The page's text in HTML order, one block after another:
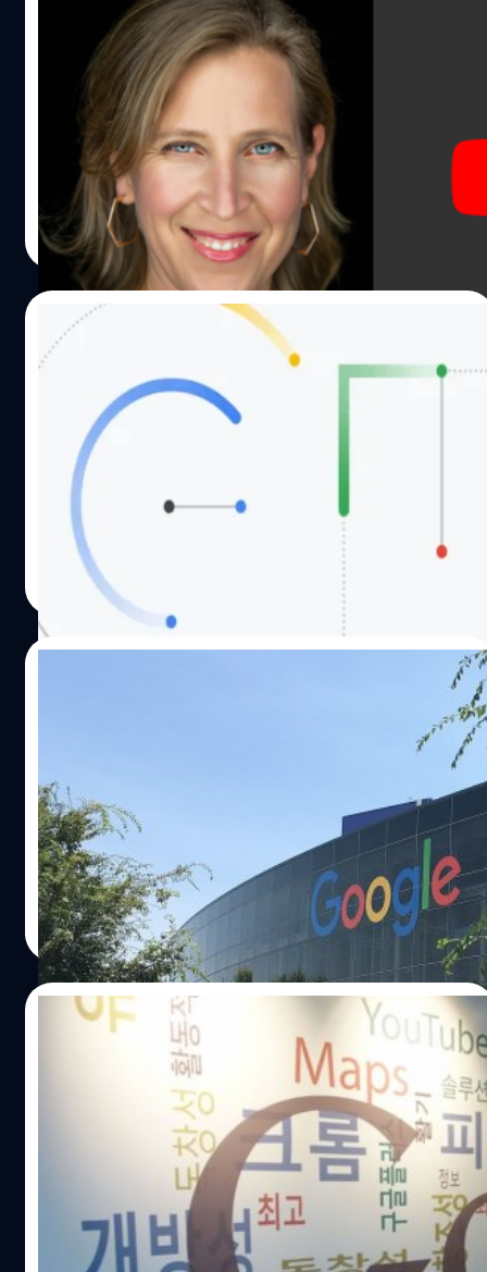
Susan Wojcicki พนักงานลำดับ 16 ของ
Google และ CEO ของ YouTube ลงจาก
ตำแหน่งหลังทำงานมา 25 ปี
CEO YouTube Susan Wojcicki ได้ประกาศก้าวลงจาก
ตำแหน่ง โดยเธอได้มีการประกาศลงในอีเมลที่ส่งถึงพนักงาน
ว่า เมื่อวันพฤหัสบดี Wojcicki อยู่ที่ Google มาเกือบ 25 ปีแล้ว
แต่จะย้อนกลับไปเพื่อ “เริ่มต้นบทใหม่โดยเน้นเรื่องของ
ครอบครัว, สุขภาพ และโครงการส่วนตัวที่ฉันหลงใหล”
วรัญญู คงชัย| 1266 days ago
Read More
07/02/2023
Google เปิดตัว Bard ปัญญาประดิษฐ์เชิง
สนทนา หวังสู้ ChatGPT ด้วย Google Search
พลัง AI
ประธานเจ้าหน้าที่บริหารของ Google และ Alphabet (บริษัท
แม่ของ Google) แถลงเปิดตัว Bard ปัญญาประดิษฐ์เชิง
สนทนาที่ทางบริษัทกำลังพัฒนาขึ้น โดยจะเปิดให้ทดสอบเบื้อง
ต้น ก่อนจะปล่อยสู่สาธารณะในอีกไม่กี่สัปดาห์ข้างหน้า
จตุรวิทย์ เครือวาณิชกิจ
Read More
Google มีรายได้เติบโต 10% เมื่อเทียบกับปีที่
Alphabet รายงานผลประกอบการไตรมาสที่ 4 และผลดำเนิน
งานประจำปีงบประมาณ 2022 มีรายได้อยู่ที่ 76,000 ล้าน
เหรียญ (ประมาณ 2.5 ล้านล้านบาท) ในช่วงเดือนตุลาคมถึง
ธันวาคม 2022 ทำให้ทั้งปีบริษัทมีรายได้ 283,000 ล้านเหรียญ
(ประมาณ 9.4 ล้านล้านบาท) เติบโตขึ้นจากปีที่ผ่านมา 10%
ภควัต ขจิตวิชยานุกูล| 1278 days ago
Read More
01/02/2023
ทีมงาน Google ลองประชัน ChatGPT กับ
LaMDA ด้วยปัญหาหลายรูปแบบ
ทีมงานทดสอบปัญญาประดิษฐ์ของ Google ได้ลองนำ
ChatGPT ปัญญาประดิษฐ์เชิงสนทนามาเทียบประสิทธิภาพกับ
LaMDA เทคโนโลยีปัญญาประดิษฐ์เชิงสนทนาซึ่ง Google
พัฒนาขึ้นเอง
จตุรวิทย์ เครือวาณิชกิจ | 1282 days ago